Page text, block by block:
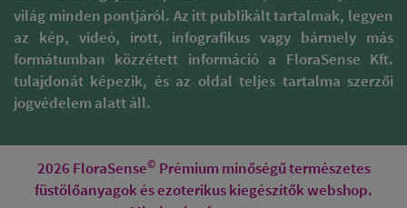
világ minden pontjáról. Az itt publikált tartalmak, legyen
az kép, videó, írott, infografikus vagy bármely más
formátumban közzétett információ a FloraSense Kft.
tulajdonát képezik, és az oldal teljes tartalma szerzői
jogvédelem alatt áll.
2026 FloraSense© Prémium minőségű természetes
füstölőanyagok és ezoterikus kiegészítők webshop.